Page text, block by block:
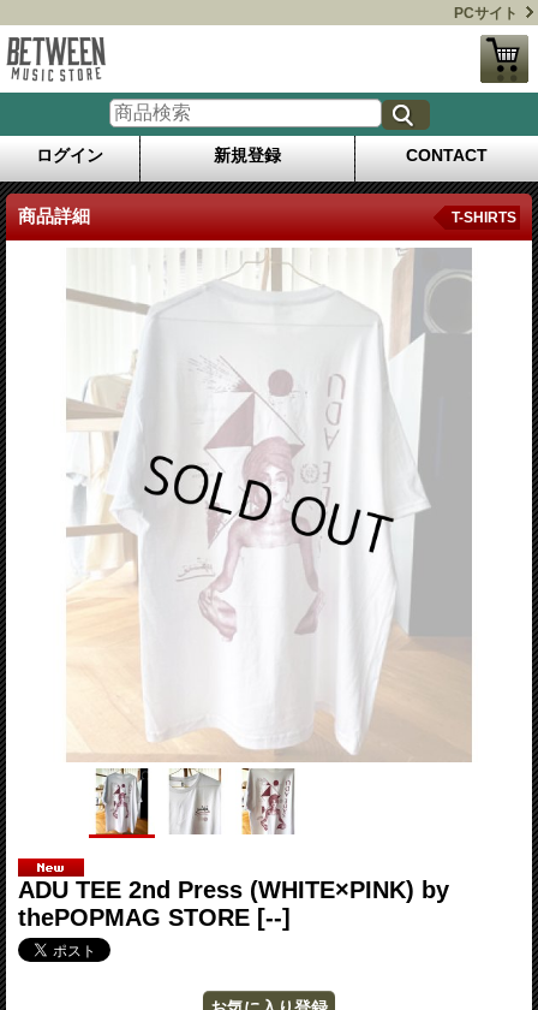
PCサイト
ログイン 新規登録 CONTACT
商品詳細 T-SHIRTS
ADU TEE 2nd Press (WHITE×PINK) by
thePOPMAG STORE [--]